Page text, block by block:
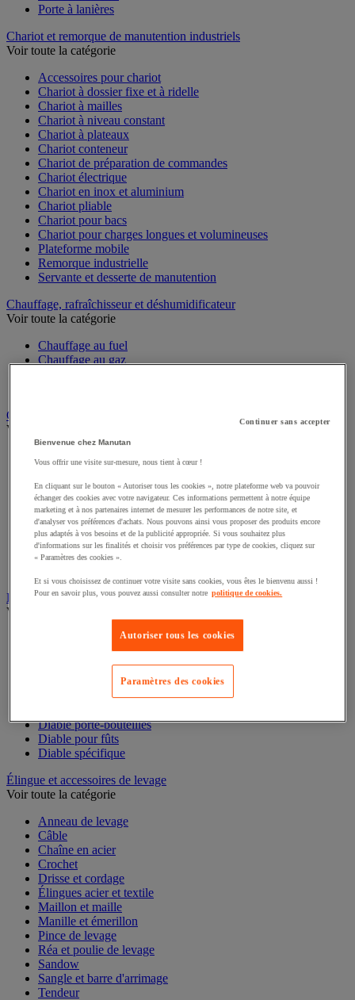
Porte à lanières
Chariot et remorque de manutention industriels
Voir toute la catégorie
Accessoires pour chariot
Chariot à dossier fixe et à ridelle
Chariot à mailles
Chariot à niveau constant
Chariot à plateaux
Chariot conteneur
Chariot de préparation de commandes
Chariot électrique
Chariot en inox et aluminium
Chariot pliable
Chariot pour bacs
Chariot pour charges longues et volumineuses
Plateforme mobile
Remorque industrielle
Servante et desserte de manutention
Chauffage, rafraîchisseur et déshumidificateur
Voir toute la catégorie
Chauffage au fuel
Chauffage au gaz
Convoyeur
Voir toute la catégorie
Accessoires pour convoyeur
Bille de manutention
Convoyeur à rouleaux
Convoyeur extensible et mobile
Convoyeur motorisé à bande
Convoyeur pour palettes
Rail et barrette de manutention
Rouleau de manutention et galet pour convoyeur
Diable
Voir toute la catégorie
Accessoires pour diable
Diable aluminium et inox
Diable charges hautes
Diable porte-bouteilles
Diable pour fûts
Diable spécifique
Élingue et accessoires de levage
Voir toute la catégorie
Anneau de levage
Câble
Chaîne en acier
Crochet
Drisse et cordage
Élingues acier et textile
Maillon et maille
Manille et émerillon
Pince de levage
Réa et poulie de levage
Sandow
Sangle et barre d'arrimage
Tendeur
Continuer sans accepter
Bienvenue chez Manutan
Vous offrir une visite sur-mesure, nous tient à cœur !
En cliquant sur le bouton « Autoriser tous les cookies », notre plateforme web va pouvoir
échanger des cookies avec votre navigateur. Ces informations permettent à notre équipe
marketing et à nos partenaires internet de mesurer les performances de notre site, et
d'analyser vos préférences d'achats. Nous pouvons ainsi vous proposer des produits encore
plus adaptés à vos besoins et de la publicité appropriée. Si vous souhaitez plus
d'informations sur les finalités et choisir vos préférences par type de cookies, cliquez sur
« Paramètres des cookies ».
Et si vous choisissez de continuer votre visite sans cookies, vous êtes le bienvenu aussi !
Pour en savoir plus, vous pouvez aussi consulter notre politique de cookies.
Autoriser tous les cookies
Paramètres des cookies